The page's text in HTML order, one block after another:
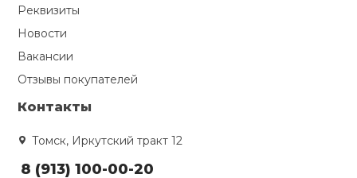
Реквизиты
Новости
Вакансии
Отзывы покупателей
Контакты
Томск, Иркутский тракт 12
8 (913) 100-00-20